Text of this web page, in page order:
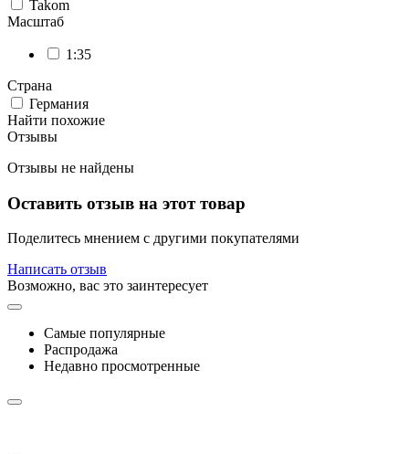
Takom
Масштаб
1:35
Страна
Германия
Найти похожие
Отзывы
Отзывы не найдены
Оставить отзыв на этот товар
Поделитесь мнением с другими покупателями
Написать отзыв
Возможно, вас это заинтересует
Самые популярные
Распродажа
Недавно просмотренные